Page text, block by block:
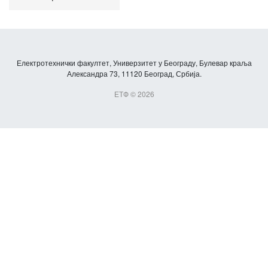
Електротехнички факултет, Универзитет у Београду, Булевар краља
Александра 73, 11120 Београд, Србија.
ЕТФ © 2026